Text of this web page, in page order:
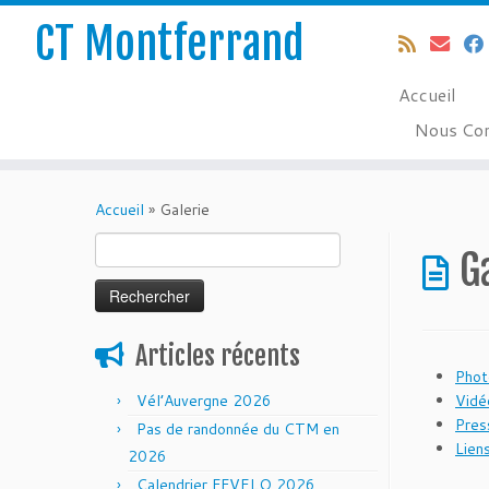
CT Montferrand
Accueil
Nous
Accueil » Galerie
Articles récents
Vél’Auvergne 2026
Pas de randonnée du CTM en
2026
Calendrier FFVELO 2026